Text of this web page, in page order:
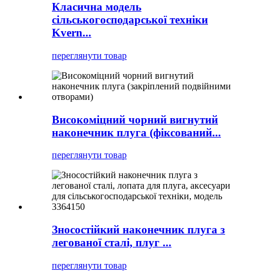
Класична модель
сільськогосподарської техніки
Kvern...
переглянути товар
Високоміцний чорний вигнутий
наконечник плуга (фіксований...
переглянути товар
Зносостійкий наконечник плуга з
легованої сталі, плуг ...
переглянути товар